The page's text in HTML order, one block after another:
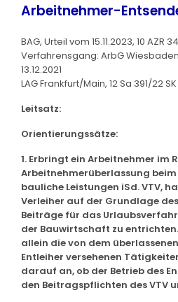
Arbeitnehmer-
BAG, Urteil vom 15.11.2023, 10 AZR
Verfahrensgang: ArbG Wiesbaden,
13.12.2021
LAG Frankfurt/Main, 12 Sa 391/22
Leitsatz:
Orientierungssätze:
1. Erbringt ein Arbeitnehmer im
Arbeitnehmerüberlassung
bauliche Leistungen iSd. VTV,
Verleiher auf der Grundlage des
Beiträge für das
der Bauwirtschaft zu
allein die von dem
Entleiher versehenen
darauf an, ob der Betrieb des
den Beitragspflichten des VTV